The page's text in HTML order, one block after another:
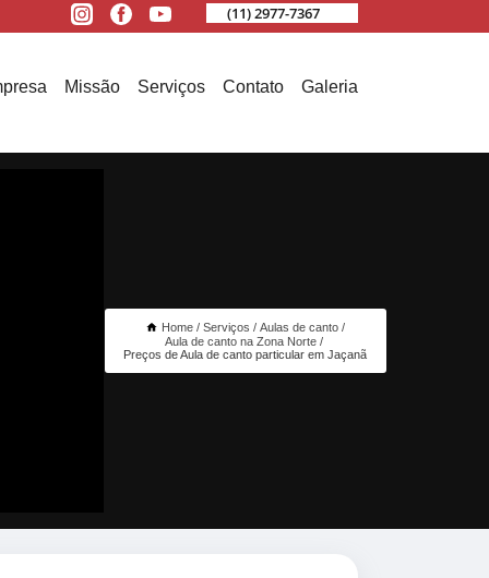
(11) 2977-7367
Missão Serviços Contato Galeria
Home Serviços
Aulas de canto
Aula de canto na Zona Norte
Preços de Aula de canto particular em Jaçanã